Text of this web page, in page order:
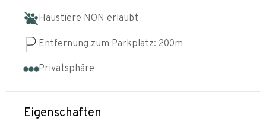
Haustiere NON erlaubt
Entfernung zum Parkplatz: 200m
Privatsphäre
Eigenschaften